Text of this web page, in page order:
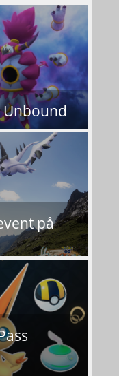
Unbound
på